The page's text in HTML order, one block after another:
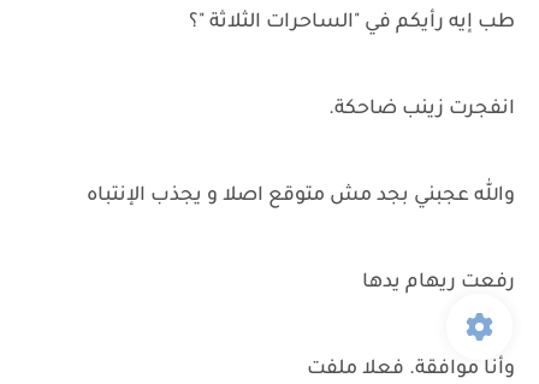
طب إيه رأيكم في "الساحرات الثلاثة "؟
انفجرت زينب ضاحكة.
والله عجبني بجد مش متوقع اصلا و يجذب الإنتباه
رفعت ريهام يدها
وأنا موافقة. فعلا ملفت